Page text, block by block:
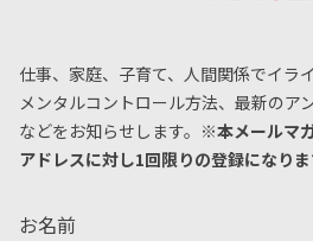
仕事、家庭、子育て、人間関係でイラ
メンタルコントロール方法、 最新のア
などをお知らせします。 ※本メールマ
アドレスに対し1回限りの登録になりま
お名前